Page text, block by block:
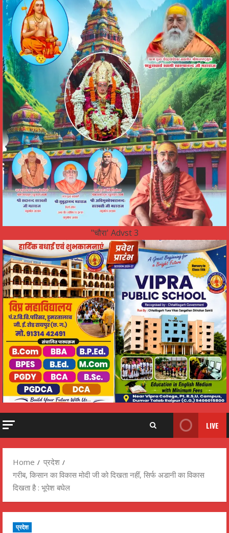
"चौरा' Advst 3
LIVE
Home
प्रदेश
गरीब, किसान का विकास मोदी जी को दिखता नहीं, सिर्फ अडानी का विकास
दिखता है : भूपेश बघेल
प्रदेश